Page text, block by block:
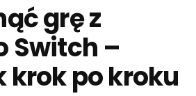
grę z
Switch –
krok po kroku